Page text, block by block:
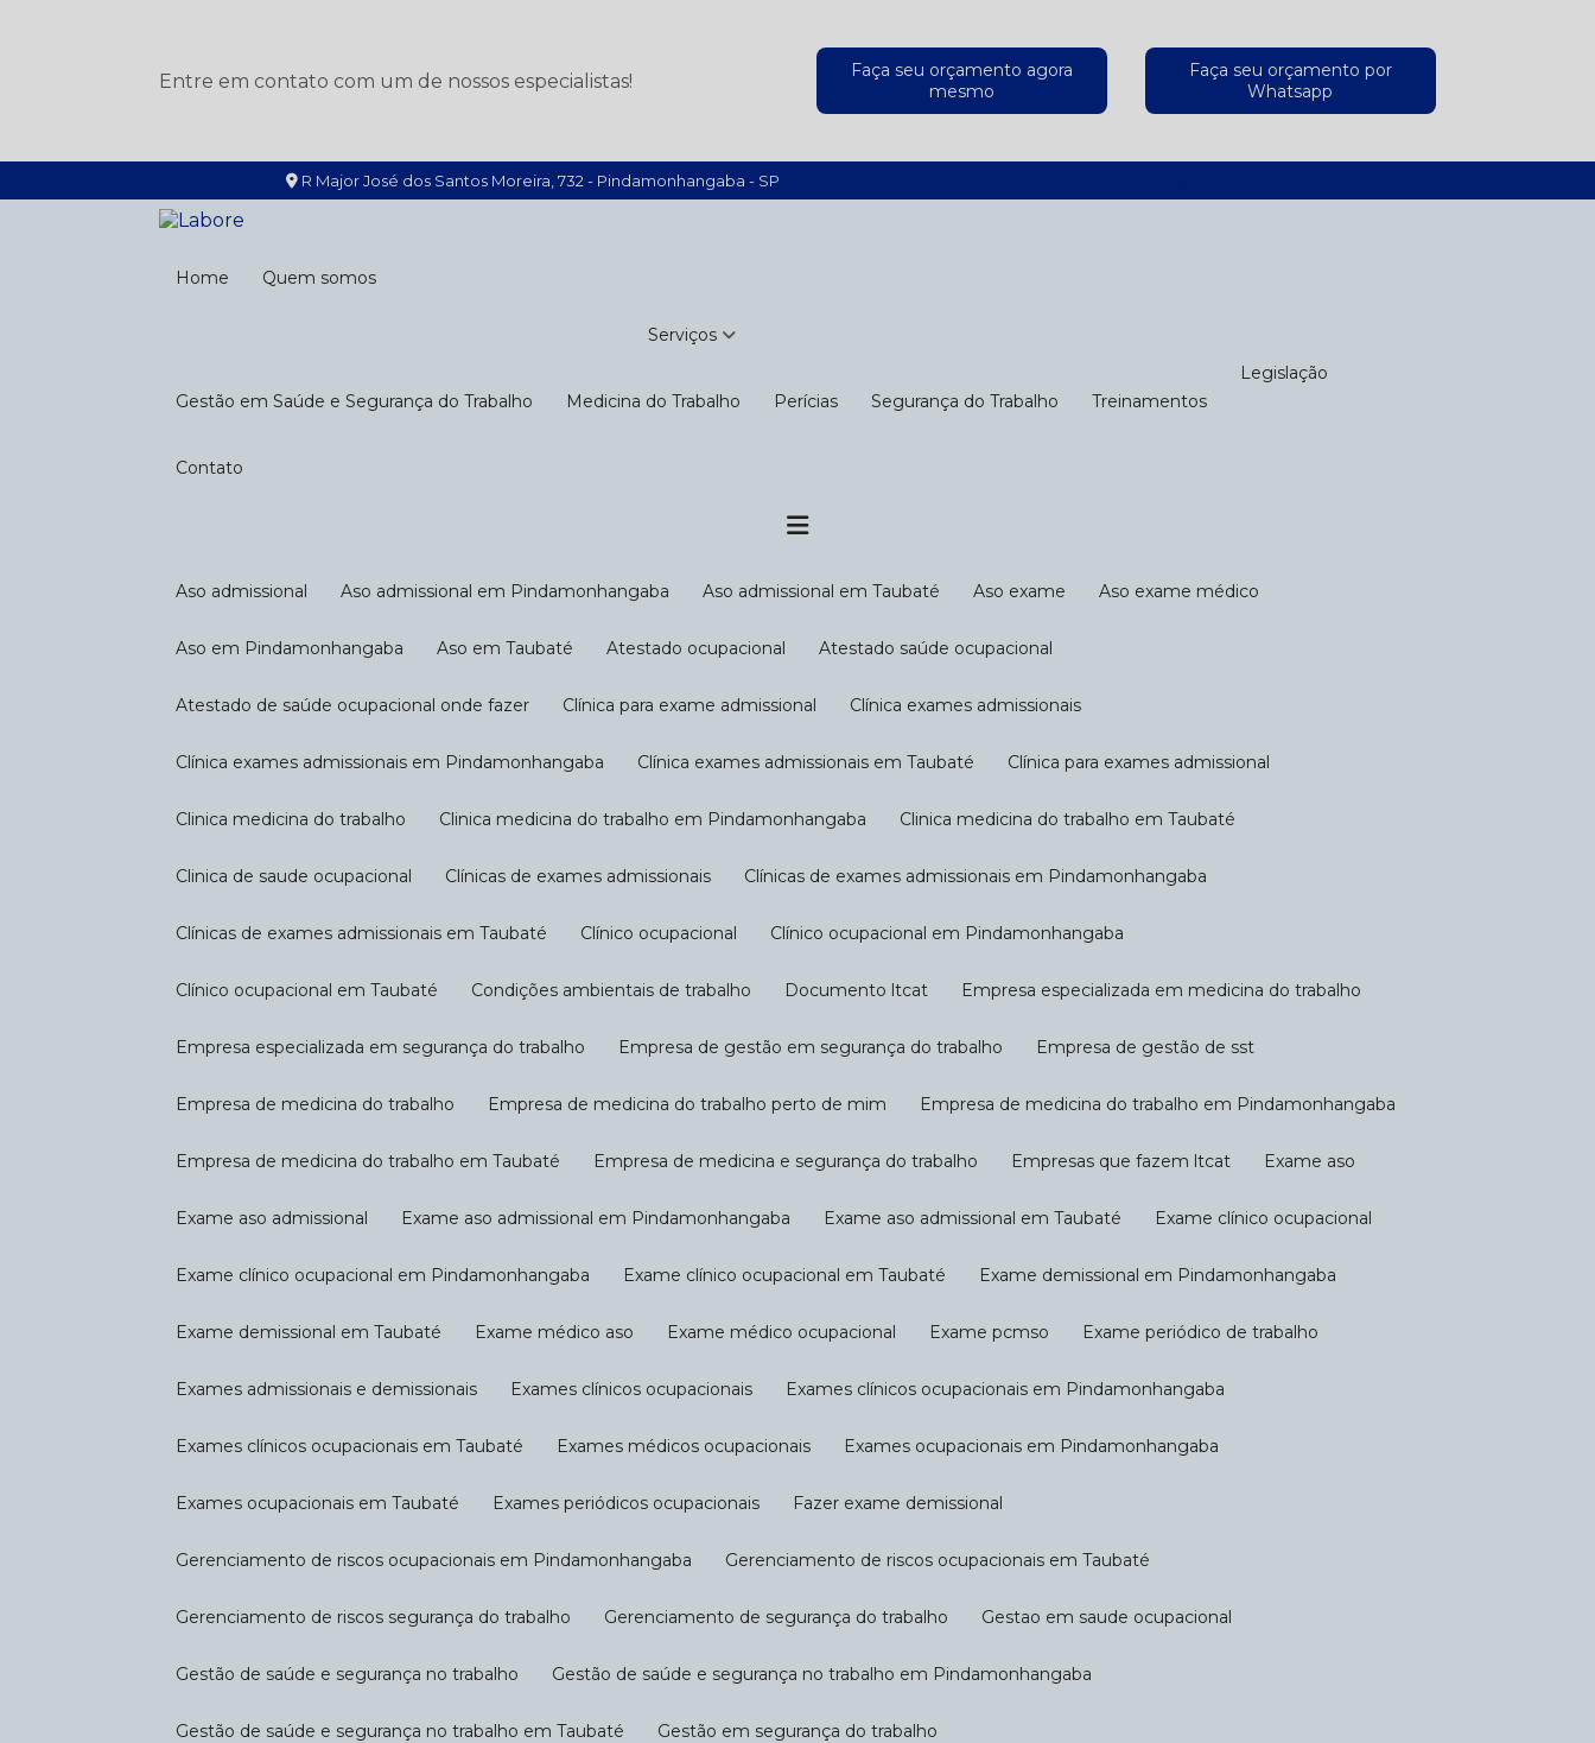
Entre em contato com um de nossos especialistas!
Faça seu orçamento agora
mesmo
Faça seu orçamento por
Whatsapp
R Major José dos Santos Moreira, 732 - Pindamonhangaba - SP
Home Quem somos
Serviços
Gestão em Saúde e Segurança do Trabalho Medicina do Trabalho Perícias Segurança do Trabalho Treinamentos
Legislação
Contato
Aso admissional Aso admissional em Pindamonhangaba Aso admissional em Taubaté Aso exame Aso exame médico
Aso em Pindamonhangaba Aso em Taubaté Atestado ocupacional Atestado saúde ocupacional
Atestado de saúde ocupacional onde fazer Clínica para exame admissional Clínica exames admissionais
Clínica exames admissionais em Pindamonhangaba Clínica exames admissionais em Taubaté Clínica para exames admissional
Clinica medicina do trabalho Clinica medicina do trabalho em Pindamonhangaba Clinica medicina do trabalho em Taubaté
Clinica de saude ocupacional Clínicas de exames admissionais Clínicas de exames admissionais em Pindamonhangaba
Clínicas de exames admissionais em Taubaté Clínico ocupacional Clínico ocupacional em Pindamonhangaba
Clínico ocupacional em Taubaté Condições ambientais de trabalho Documento ltcat Empresa especializada em medicina do trabalho
Empresa especializada em segurança do trabalho Empresa de gestão em segurança do trabalho Empresa de gestão de sst
Empresa de medicina do trabalho Empresa de medicina do trabalho perto de mim Empresa de medicina do trabalho em Pindamonhangaba
Empresa de medicina do trabalho em Taubaté Empresa de medicina e segurança do trabalho Empresas que fazem ltcat Exame aso
Exame aso admissional Exame aso admissional em Pindamonhangaba Exame aso admissional em Taubaté Exame clínico ocupacional
Exame clínico ocupacional em Pindamonhangaba Exame clínico ocupacional em Taubaté Exame demissional em Pindamonhangaba
Exame demissional em Taubaté Exame médico aso Exame médico ocupacional Exame pcmso Exame periódico de trabalho
Exames admissionais e demissionais Exames clínicos ocupacionais Exames clínicos ocupacionais em Pindamonhangaba
Exames clínicos ocupacionais em Taubaté Exames médicos ocupacionais Exames ocupacionais em Pindamonhangaba
Exames ocupacionais em Taubaté Exames periódicos ocupacionais Fazer exame demissional
Gerenciamento de riscos ocupacionais em Pindamonhangaba Gerenciamento de riscos ocupacionais em Taubaté
Gerenciamento de riscos segurança do trabalho Gerenciamento de segurança do trabalho Gestao em saude ocupacional
Gestão de saúde e segurança no trabalho Gestão de saúde e segurança no trabalho em Pindamonhangaba
Gestão de saúde e segurança no trabalho em Taubaté Gestão em segurança do trabalho